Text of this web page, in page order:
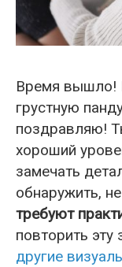
Время вышло!
грустную
поздравляю!
хороший
замечать
обнаружить,
требуют
повторить эту
другие